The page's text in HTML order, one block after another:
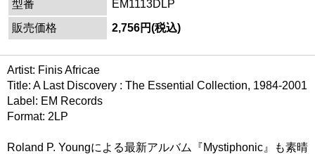
型番
EM1113DLP
販売価格
2,756円(税込)
Artist: Finis Africae
Title: A Last Discovery : The Essential Collection, 1984-2001
Label: EM Records
Format: 2LP
Roland P. Youngによる最新アルバム『Mystiphonic』も素晴